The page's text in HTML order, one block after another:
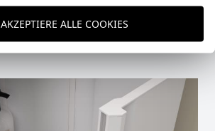
AKZEPTIERE ALLE COOKIES